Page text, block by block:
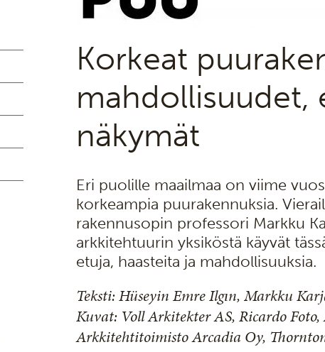
Korkeat
mahdollisuudet,
näkymät
Eri puolille maailmaa on viime
korkeampia puurakennuksia.
rakennusopin professori Markku
arkkitehtuurin yksiköstä käyvät
etuja, haasteita ja mahdollisuuksia.
Teksti: Hüseyin Emre Ilgın, Markku
Kuvat: Voll Arkitekter AS, Ricardo
Arkkitehtitoimisto Arcadia Oy,